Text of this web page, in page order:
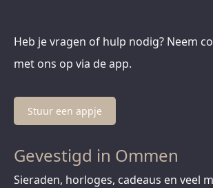
Heb je vragen of hulp nodig? Neem
met ons op via de app.
Stuur een appje
Gevestigd in Ommen
Sieraden, horloges, cadeaus en veel